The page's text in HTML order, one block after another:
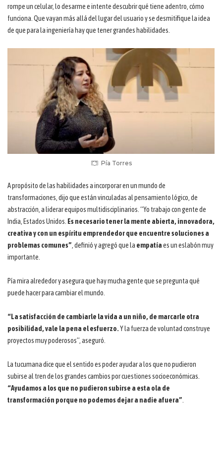
rompe un celular, lo desarme e intente descubrir qué tiene adentro, cómo
funciona. Que vayan más allá del lugar del usuario y se desmitifique la idea
de que para la ingeniería hay que tener grandes habilidades.
Pía Torres
A propósito de las habilidades a incorporar en un mundo de
transformaciones, dijo que están vinculadas al pensamiento lógico, de
abstracción, a liderar equipos multidisciplinarios. “Yo trabajo con gente de
India, Estados Unidos. Es necesario tener la mente abierta, innovadora,
creativa y con un espíritu emprendedor que encuentre soluciones a
problemas comunes” , definió y agregó que la empatíaes un eslabón muy
importante.
Pía mira alrededor y asegura que hay mucha gente que se pregunta qué
puede hacer para cambiar el mundo.
“La satisfacción de cambiarle la vida a un niño, de marcarle otra
posibilidad, vale la pena el esfuerzo.Y la fuerza de voluntad construye
proyectos muy poderosos”, aseguró.
La tucumana dice que el sentido es poder ayudar a los que no pudieron
subirse al tren de los grandes cambios por cuestiones socioeconómicas.
“Ayudamos a los que no pudieron subirse a esta ola de
transformación porque no podemos dejar a nadie afuera”